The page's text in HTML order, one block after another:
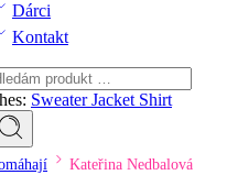
Dárci
Kontakt
SweaterJacket Shirt
Kateřina Nedbalová